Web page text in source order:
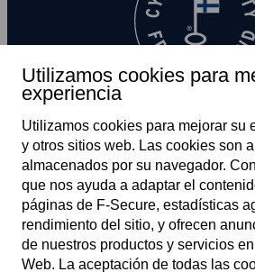
ES
Utilizamos cookies para
experiencia
Utilizamos cookies para mejorar su
y otros sitios web. Las cookies son
almacenados por su navegador.
que nos ayuda a adaptar el
páginas de F‑Secure, estadísticas
rendimiento del sitio, y ofrecen
de nuestros productos y servicios
Web. La aceptación de todas las